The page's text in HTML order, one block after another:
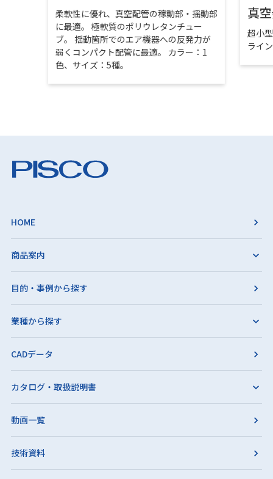
柔軟性に優れ、真空配管の稼動部・揺動部
に最適。 極軟質のポリウレタンチュー
ブ。 揺動箇所でのエア機器への反発力が
弱くコンパクト配管に最適。 カラー：1
色、サイズ：5種。
真
超小
ライ
HOME
商品案内
目的・事例から探す
業種から探す
CADデータ
カタログ・取扱説明書
動画一覧
技術資料